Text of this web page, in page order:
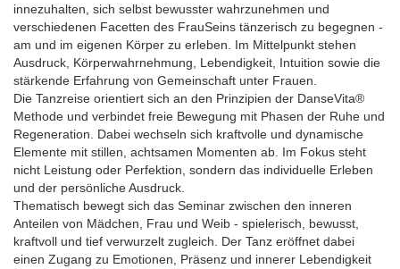
innezuhalten, sich selbst bewusster wahrzunehmen und
verschiedenen Facetten des FrauSeins tänzerisch zu begegnen -
am und im eigenen Körper zu erleben. Im Mittelpunkt stehen
Ausdruck, Körperwahrnehmung, Lebendigkeit, Intuition sowie die
stärkende Erfahrung von Gemeinschaft unter Frauen.
Die Tanzreise orientiert sich an den Prinzipien der DanseVita®
Methode und verbindet freie Bewegung mit Phasen der Ruhe und
Regeneration. Dabei wechseln sich kraftvolle und dynamische
Elemente mit stillen, achtsamen Momenten ab. Im Fokus steht
nicht Leistung oder Perfektion, sondern das individuelle Erleben
und der persönliche Ausdruck.
Thematisch bewegt sich das Seminar zwischen den inneren
Anteilen von Mädchen, Frau und Weib - spielerisch, bewusst,
kraftvoll und tief verwurzelt zugleich. Der Tanz eröffnet dabei
einen Zugang zu Emotionen, Präsenz und innerer Lebendigkeit